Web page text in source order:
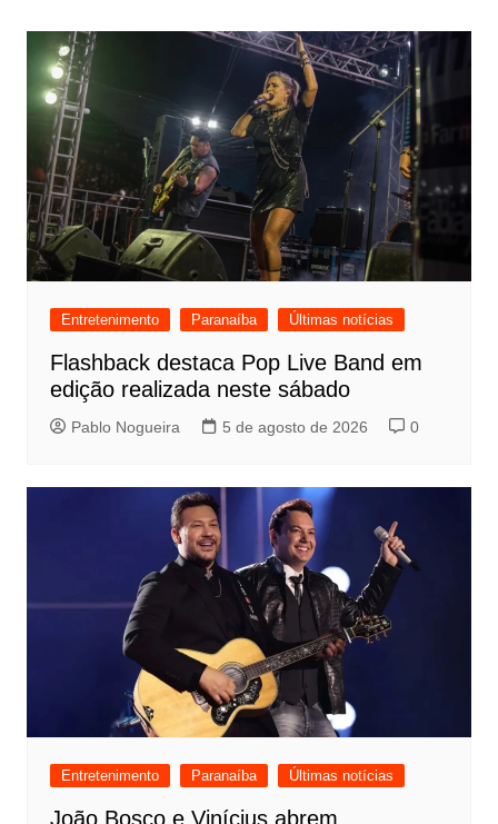
Post
Entretenimento Paranaíba Últimas notícias
Flashback destaca Pop Live Band em
edição realizada neste sábado
Pablo Nogueira 5 de agosto de 2026 0
Entretenimento Paranaíba Últimas notícias
João Bosco e Vinícius abrem